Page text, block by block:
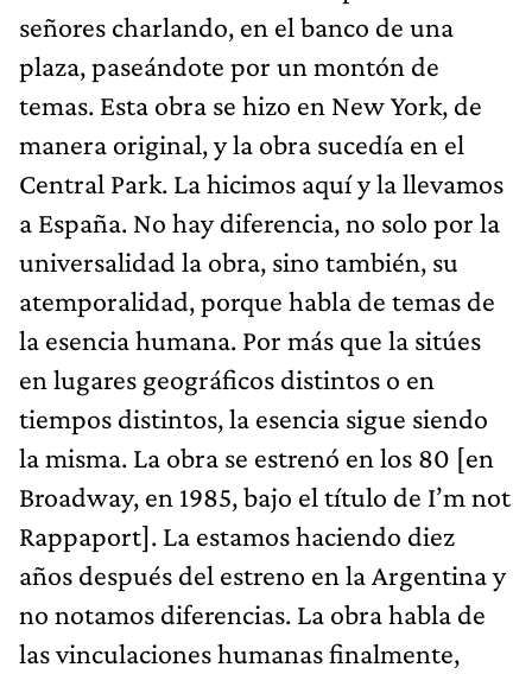
señores charlando, en el banco de una
plaza, paseándote por un montón de
temas. Esta obra se hizo en New York, de
manera original, y la obra sucedía en el
Central Park. La hicimos aquí y la llevamos
a España. No hay diferencia, no solo por la
universalidad la obra, sino también, su
atemporalidad, porque habla de temas de
la esencia humana. Por más que la sitúes
en lugares geográficos distintos o en
tiempos distintos, la esencia sigue siendo
la misma. La obra se estrenó en los 80 [en
Broadway, en 1985, bajo el título de I’m not
Rappaport]. La estamos haciendo diez
años después del estreno en la Argentina y
no notamos diferencias. La obra habla de
las vinculaciones humanas finalmente,